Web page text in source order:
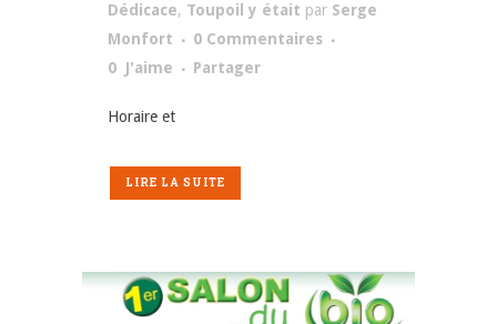
Dédicace, Toupoil y était par Serge
Monfort
0 Commentaires
0 J'aime Partager
Horaire et
LIRE LA SUITE